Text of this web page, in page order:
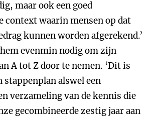
maar ook een goed
context waarin mensen op dat
kunnen worden afgerekend.’
evenmin nodig om zijn
A tot Z door te nemen. ‘Dit is
stappenplan alswel een
verzameling van de kennis die
gecombineerde zestig jaar aan